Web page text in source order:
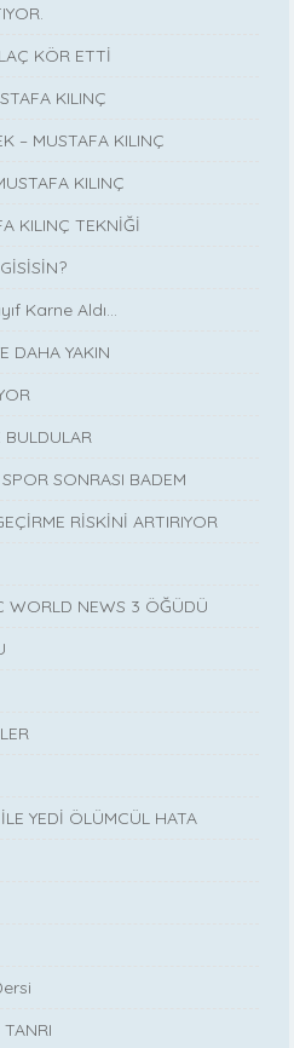
KÖR ETTİ
KILINÇ
– MUSTAFA KILINÇ
KILINÇ
KILINÇ TEKNİĞİ
Karne Aldı…
DAHA YAKIN
SONRASI BADEM
RİSKİNİ ARTIRIYOR
WORLD NEWS 3 ÖĞÜDÜ
YEDİ ÖLÜMCÜL HATA